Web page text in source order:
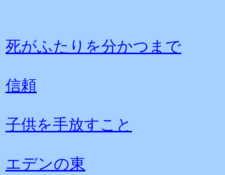
死がふたりを分かつまで
信頼
子供を手放すこと
エデンの東